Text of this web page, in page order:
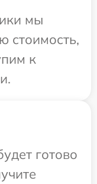
мы
стоимость,
к
готово